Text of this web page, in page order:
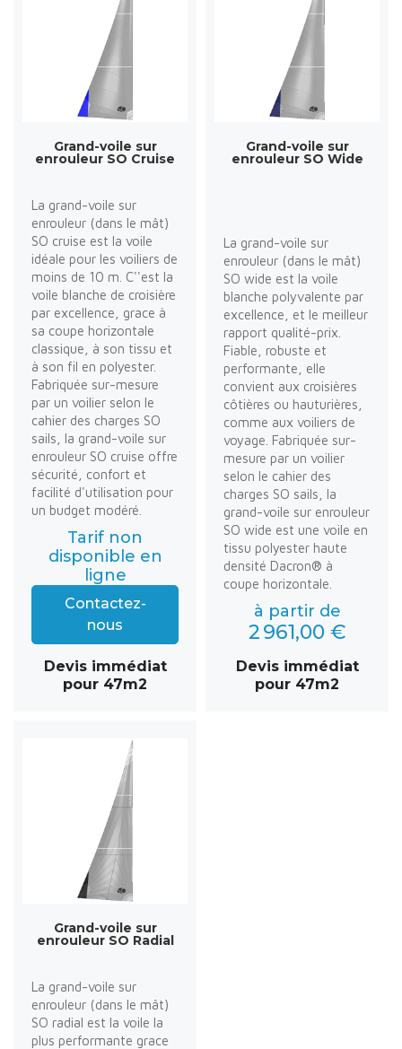
Grand-voile sur
enrouleur SO Cruise
La grand-voile sur
enrouleur (dans le mât)
SO cruise est la voile
idéale pour les voiliers de
moins de 10 m. C''est la
voile blanche de croisière
par excellence, grace à
sa coupe horizontale
classique, à son tissu et
à son fil en polyester.
Fabriquée sur-mesure
par un voilier selon le
cahier des charges SO
sails, la grand-voile sur
enrouleur SO cruise offre
sécurité, confort et
facilité d'utilisation pour
un budget modéré.
Tarif non
disponible en
ligne
Contactez-
nous
Devis immédiat
pour 47m2
Grand-voile sur
enrouleur SO Wide
La grand-voile sur
enrouleur (dans le mât)
SO wide est la voile
blanche polyvalente par
excellence, et le meilleur
rapport qualité-prix.
Fiable, robuste et
performante, elle
convient aux croisières
côtières ou hauturières,
comme aux voiliers de
voyage. Fabriquée sur-
mesure par un voilier
selon le cahier des
charges SO sails, la
grand-voile sur enrouleur
SO wide est une voile en
tissu polyester haute
densité Dacron® à
coupe horizontale.
à partir de
2 961,00 €
Devis immédiat
pour 47m2
Grand-voile sur
enrouleur SO Radial
La grand-voile sur
enrouleur (dans le mât)
SO radial est la voile la
plus performante grace